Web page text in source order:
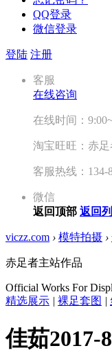
QQ登录
微信登录
登陆 注册
客服
在线咨询
在线时间：
淘宝旺旺：赤
客服热线：134-
微信
返回顶部 返回
viczz.com › 模特拍摄 ›
赤足者主站作品
Official Works For
精选展示 | 裸足套图 |
佳茹2017-8